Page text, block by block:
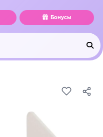
Бонусы